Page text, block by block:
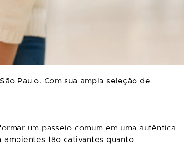
Paulo. Com sua ampla seleção de
um passeio comum em uma autêntica
ambientes tão cativantes quanto